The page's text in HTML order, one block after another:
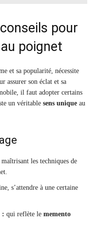
pour
poignet
et sa popularité, nécessite
assurer son éclat et sa
il faut adopter certains
un véritable sens unique au
maîtrisant les techniques de
s’attendre à une certaine
: qui reflète le memento